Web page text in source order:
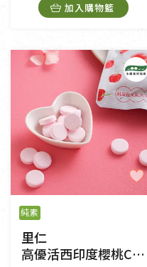
加入購物籃
純素
里仁
高優活西印度櫻桃C口含錠